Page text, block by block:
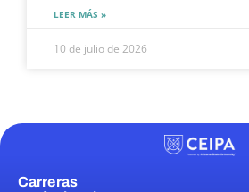
LEER MÁS »
10 de julio de 2026
Carreras